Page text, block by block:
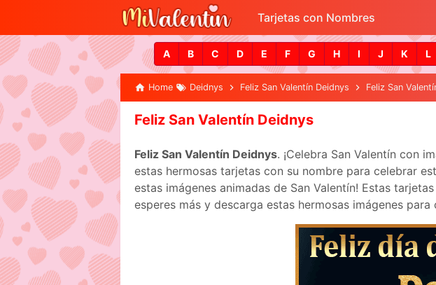
Tarjetas con Nombres
A B C D E F G H I J K L
Home Deidnys Feliz San Valentín Deidnys Feliz San
Feliz San Valentín Deidnys
Feliz San Valentín Deidnys. ¡Celebra San Valentín con
estas hermosas tarjetas con su nombre para celebrar
estas imágenes animadas de San Valentín! Estas
esperes más y descarga estas hermosas imágenes